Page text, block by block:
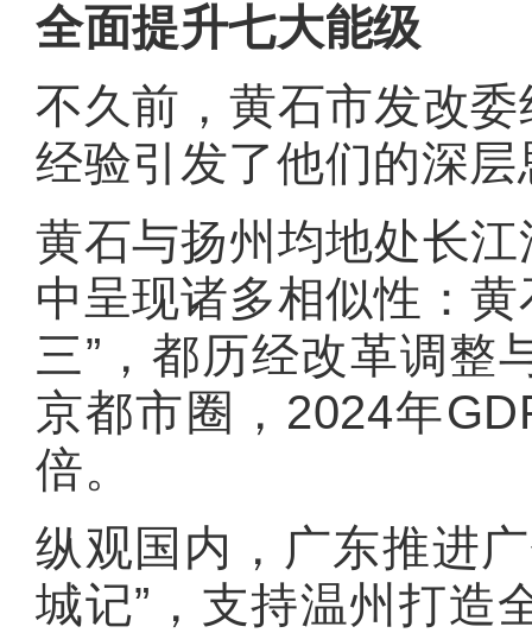
全面提升七大能级
不久前，黄石市发改
经验引发了他们的深层
黄石与扬州均地处长
中呈现诸多相似性：黄
三”，都历经改革调整
京都市圈，2024年
倍。
纵观国内，广东推进
城记”，支持温州打造